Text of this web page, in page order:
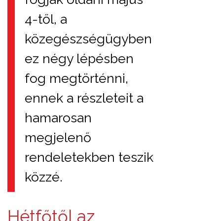
4-től, a
közegészségügyben
ez négy lépésben
fog megtörténni,
ennek a részleteit a
hamarosan
megjelenő
rendeletekben teszik
közzé.
Hétfőtől az